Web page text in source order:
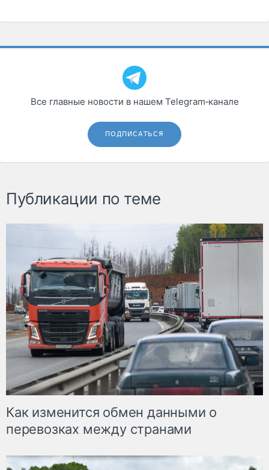
Все главные новости в нашем Telegram‑канале
ПОДПИСАТЬСЯ
Публикации по теме
Как изменится обмен данными о
перевозках между странами